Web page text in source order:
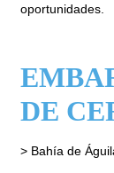
oportunidades.
DE
> Bahía de